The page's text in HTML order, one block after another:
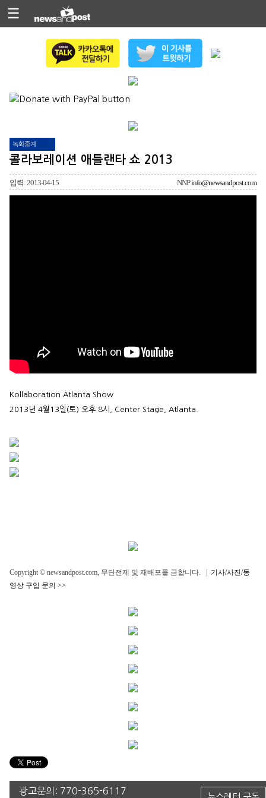
☰
녹화중계
콜라보레이션 애틀랜타 쇼 2013
입력: 2013-04-15 NNPinfo@newsandpost.com
Kollaboration Atlanta Show
2013년 4월13일(토) 오후 8시, Center Stage, Atlanta.
Copyright © newsandpost.com, 무단전제 및 재배포를 금합니다. | 기사/사진/동
영상 구입 문의 >>
광고문의: 770-365-6117